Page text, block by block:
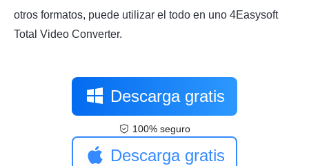
otros formatos, puede utilizar el todo en uno 4Easysoft
Total Video Converter.
Descarga gratis
100% seguro
Descarga gratis